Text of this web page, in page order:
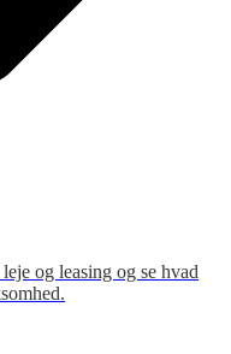
og leasing og se hvad